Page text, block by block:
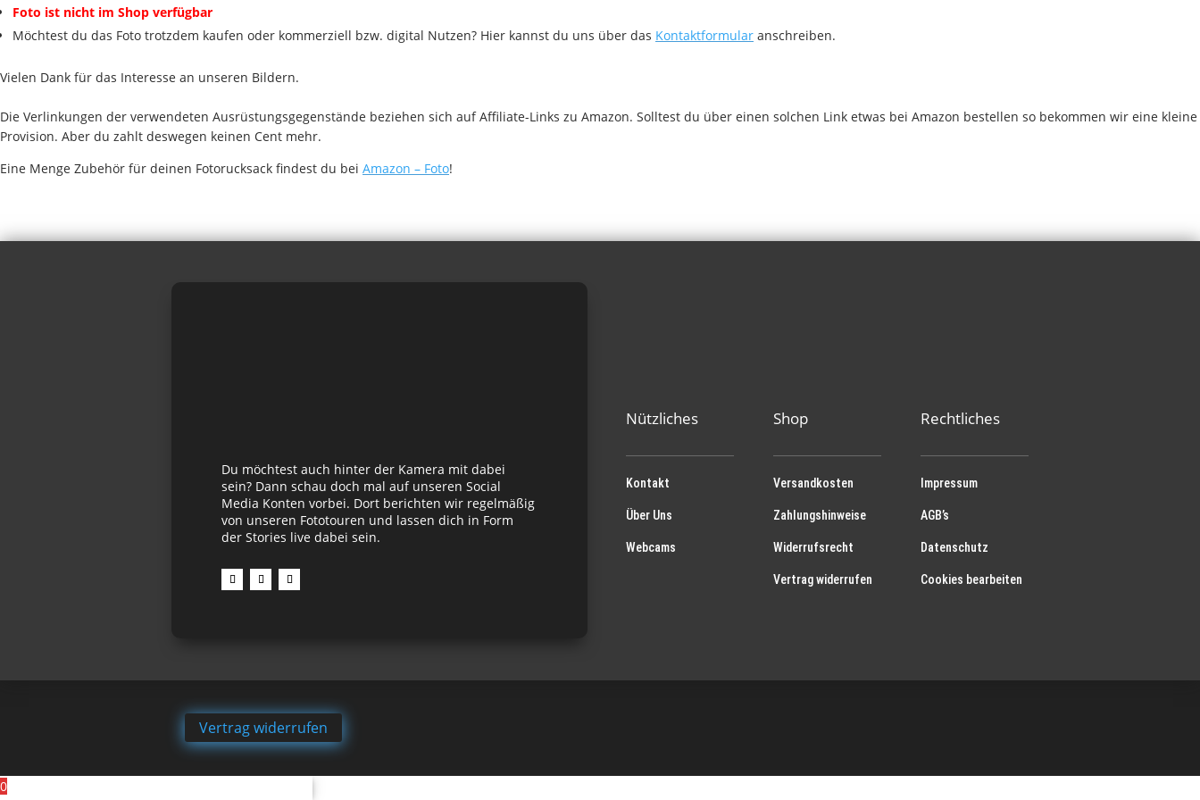
Foto ist nicht im Shop verfügbar
Möchtest du das Foto trotzdem kaufen oder kommerziell bzw. digital Nutzen? Hier kannst du uns über das Kontaktformular anschreiben.
Vielen Dank für das Interesse an unseren Bildern.
Die Verlinkungen der verwendeten Ausrüstungsgegenstände beziehen sich auf Affiliate-Links zu Amazon. Solltest du über einen solchen Link etwas bei Amazon bestellen so bekommen wir eine kleine
Provision. Aber du zahlt deswegen keinen Cent mehr.
Eine Menge Zubehör für deinen Fotorucksack findest du bei Amazon – Foto!
Du möchtest auch hinter der Kamera mit dabei
sein? Dann schau doch mal auf unseren Social
Media Konten vorbei. Dort berichten wir regelmäßig
von unseren Fototouren und lassen dich in Form
der Stories live dabei sein.
Nützliches
Kontakt
Über Uns
Webcams
Shop
Versandkosten
Zahlungshinweise
Widerrufsrecht
Vertrag widerrufen
Rechtliches
Impressum
AGB’s
Datenschutz
Cookies bearbeiten
Vertrag widerrufen
0